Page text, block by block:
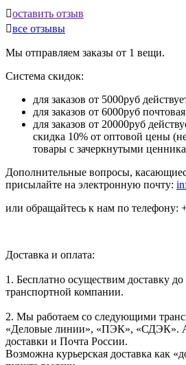
оставить отзыв
все отзывы
Мы отправляем заказы от 1 вещи.
Система скидок:
для заказов от 5000руб
для заказов от 6000руб
для заказов от 20000руб
скидка 10% от оптовой цены
товары с зачеркнутыми
Дополнительные вопросы,
присылайте на электронную почту:
или обращайтесь к нам по телефону:
Доставка и оплата:
1. Бесплатно осуществим доставку до
транспортной компании.
2. Мы работаем со следующими
«Деловые линии», «ПЭК», «СДЭК».
доставки и Почта России.
Возможна курьерская доставка как